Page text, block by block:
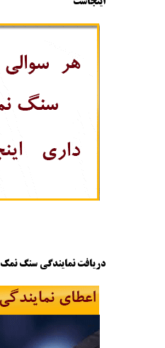
دریافت نمایندگی سنگ نمک